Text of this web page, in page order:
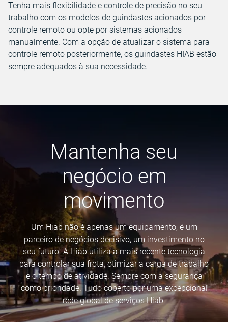
Tenha mais flexibilidade e controle de precisão no seu
trabalho com os modelos de guindastes acionados por
controle remoto ou opte por sistemas acionados
manualmente. Com a opção de atualizar o sistema para
controle remoto posteriormente, os guindastes HIAB estão
sempre adequados à sua necessidade.
Mantenha seu
negócio em
movimento
Um Hiab não é apenas um equipamento, é um
parceiro de negócios decisivo, um investimento no
seu futuro. A Hiab utiliza a mais recente tecnologia
para controlar sua frota, otimizar a carga de trabalho
e o tempo de atividade. Sempre com a segurança
como prioridade. Tudo coberto por uma excepcional
rede global de serviços Hiab.